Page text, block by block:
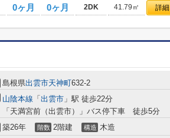
0ヶ月 0ヶ月 2DK 41.79㎡ 詳
島根県出雲市天神町632-2
山陰本線 「 出雲市 」駅 徒歩22分
「天満宮前（出雲市）」バス停下車 徒歩5分
築26年 階数 2階建 構造 木造